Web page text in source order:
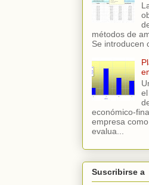
métodos de
Se introducen
económico-
empresa
evalua...
Suscribirse a